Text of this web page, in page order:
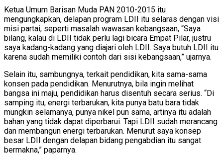
Ketua Umum Barisan Muda PAN 2010-2015 itu
mengungkapkan, delapan program LDII itu selaras dengan visi
misi partai, seperti masalah wawasan kebangsaan, “Saya
bilang, kalau di LDII tidak perlu lagi bicara Empat Pilar, justru
saya kadang-kadang yang diajari oleh LDII. Saya butuh LDII itu
karena sudah memiliki contoh dari sisi kebangsaan,” ujarnya.
Selain itu, sambungnya, terkait pendidikan, kita sama-sama
konsen pada pendidikan. Menurutnya, bila ingin melihat
bangsa ini maju, pendidikan harus disentuh secara serius. “Di
samping itu, energi terbarukan, kita punya batu bara tidak
mungkin selamanya, punya nikel pun sama, artinya itu adalah
bahan yang tidak dapat diperbarui. Tapi LDII sudah merancang
dan membangun energi terbarukan. Menurut saya konsep
besar LDII dengan delapan bidang pengabdian itu sangat
bermakna,” paparnya.